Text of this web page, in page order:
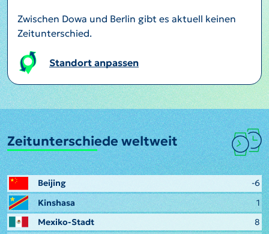
Zwischen Dowa und Berlin gibt es aktuell keinen
Zeitunterschied.
Standort anpassen
Zeitunterschiede weltweit
Beijing
-6
Kinshasa
1
Mexiko-Stadt
8